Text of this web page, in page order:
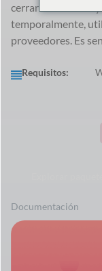
cerrar sus tiendas
temporalmente,
proveedores. Es
Requisitos:
Documentación